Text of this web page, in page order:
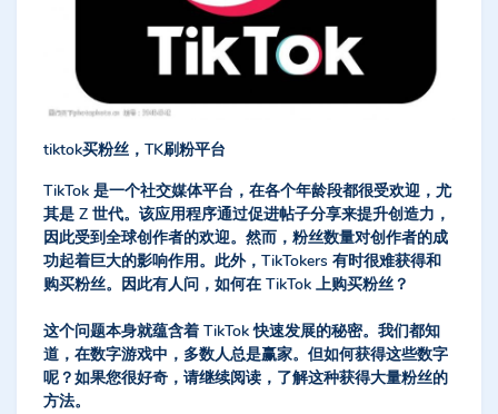
tiktok买粉丝，TK刷粉平台
TikTok 是一个社交媒体平台，在各个年龄段都很受欢迎，尤
其是 Z 世代。该应用程序通过促进帖子分享来提升创造力，
因此受到全球创作者的欢迎。然而，粉丝数量对创作者的成
功起着巨大的影响作用。此外，TikTokers 有时很难获得和
购买粉丝。因此有人问，如何在 TikTok 上购买粉丝？
这个问题本身就蕴含着 TikTok 快速发展的秘密。我们都知
道，在数字游戏中，多数人总是赢家。但如何获得这些数字
呢？如果您很好奇，请继续阅读，了解这种获得大量粉丝的
方法。